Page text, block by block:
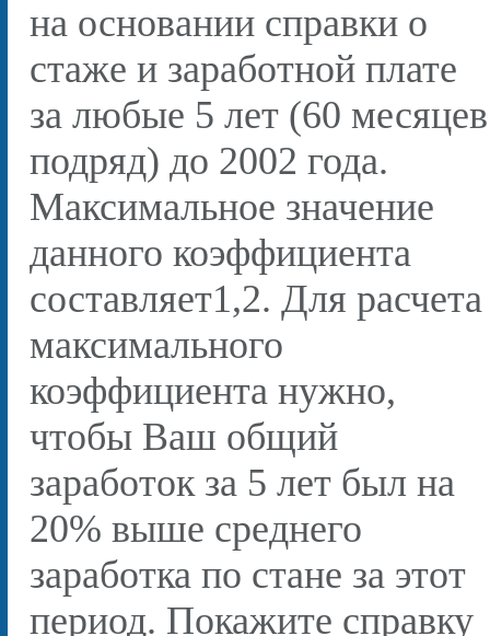
на основании справки о
стаже и заработной плате
за любые 5 лет (60 месяцев
подряд) до 2002 года.
Максимальное значение
данного коэффициента
составляет1,2. Для расчета
максимального
коэффициента нужно,
чтобы Ваш общий
заработок за 5 лет был на
20% выше среднего
заработка по стане за этот
период. Покажите справку